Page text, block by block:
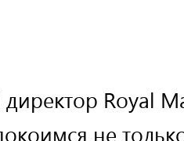
Royal